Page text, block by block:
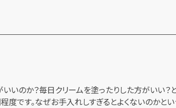
いのか？毎日クリームを塗ったりした方がいい
です。なぜお手入れしすぎるとよくないのかと